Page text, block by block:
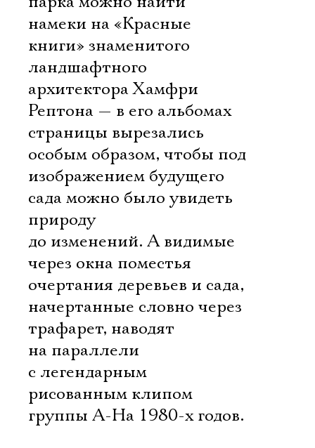
намеки на «Красные
книги» знаменитого
ландшафтного
архитектора Хамфри
Рептона — в его альбомах
страницы вырезались
особым образом, чтобы под
изображением будущего
сада можно было увидеть
природу
до изменений. А видимые
через окна поместья
очертания деревьев и сада,
начертанные словно через
трафарет, наводят
на параллели
с легендарным
рисованным клипом
группы A-Ha 1980-х годов.